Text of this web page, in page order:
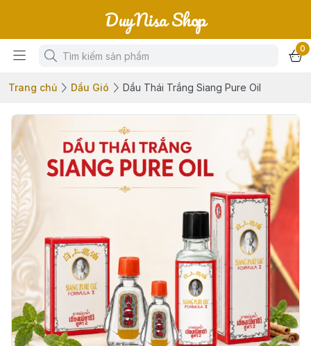
DuyNisa Shop
0
Trang chủ Dầu Gió Dầu Thái Trắng Siang Pure Oil